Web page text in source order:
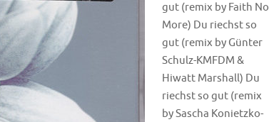
gut (remix by Faith No
More) Du riechst so
gut (remix by Günter
Schulz-KMFDM &
Hiwatt Marshall) Du
riechst so gut (remix
by Sascha Konietzko-